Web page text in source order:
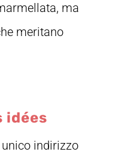
ma
meritano
idées
unico indirizzo